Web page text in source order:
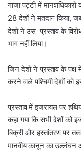
गाजा पट्टी में
28 देशों ने मतदान किया,
देशों ने उस प्रस्ताव के
भाग नहीं लिया।
जिन देशों ने प्रस्ताव के पक्ष
करने वाले पश्चिमी देशों को
प्रस्ताव में इजरायल पर
कहा गया कि सभी देशों को
बिक्री और हस्तांतरण पर
मानवीय कानून का उल्लंघन